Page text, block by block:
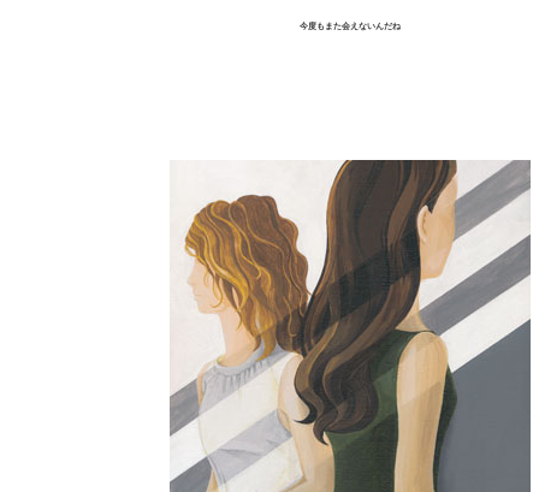
今度もまた会えないんだね